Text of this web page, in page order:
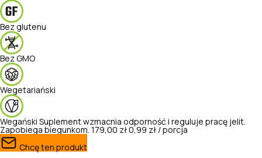
Bez glutenu
Bez GMO
Wegetariański
Wegański Suplement wzmacnia odporność i reguluje pracę jelit.
Zapobiega biegunkom. 179,00 zł 0,99 zł / porcja
Chcę ten produkt